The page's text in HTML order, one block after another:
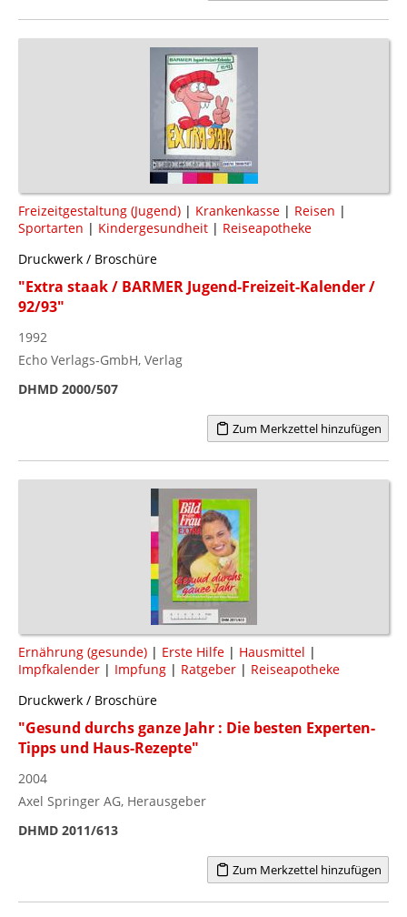
Freizeitgestaltung (Jugend) | Krankenkasse | Reisen |
Sportarten | Kindergesundheit | Reiseapotheke
Druckwerk / Broschüre
"Extra staak / BARMER Jugend-Freizeit-Kalender /
92/93"
1992
Echo Verlags-GmbH, Verlag
DHMD 2000/507
Zum Merkzettel hinzufügen
Ernährung (gesunde) | Erste Hilfe | Hausmittel |
Impfkalender | Impfung | Ratgeber | Reiseapotheke
Druckwerk / Broschüre
"Gesund durchs ganze Jahr : Die besten Experten-
Tipps und Haus-Rezepte"
2004
Axel Springer AG, Herausgeber
DHMD 2011/613
Zum Merkzettel hinzufügen